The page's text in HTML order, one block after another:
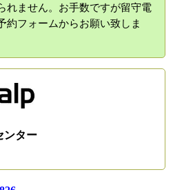
れません。お手数ですが留守電
約フォームからお願い致しま
ンター